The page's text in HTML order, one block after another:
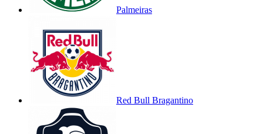
Palmeiras
Red Bull Bragantino